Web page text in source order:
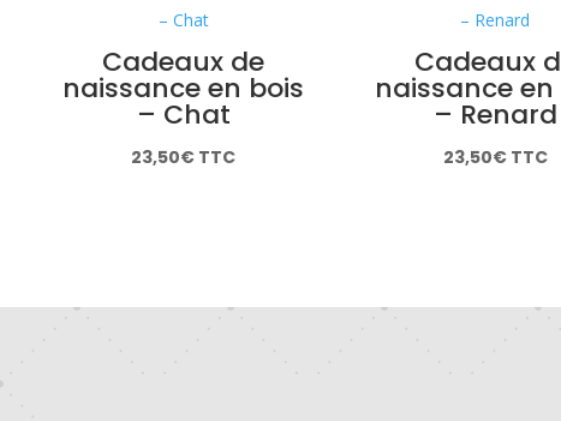
Cadeaux de
naissance en bois
– Chat
23,50€ TTC
Cadeaux
naissance en
– Renard
23,50€ TTC